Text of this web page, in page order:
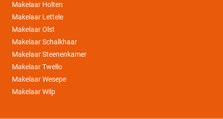
Makelaar Holten
Makelaar Lettele
Makelaar Olst
Makelaar Schalkhaar
Makelaar Steenenkamer
Makelaar Twello
Makelaar Wesepe
Makelaar Wilp